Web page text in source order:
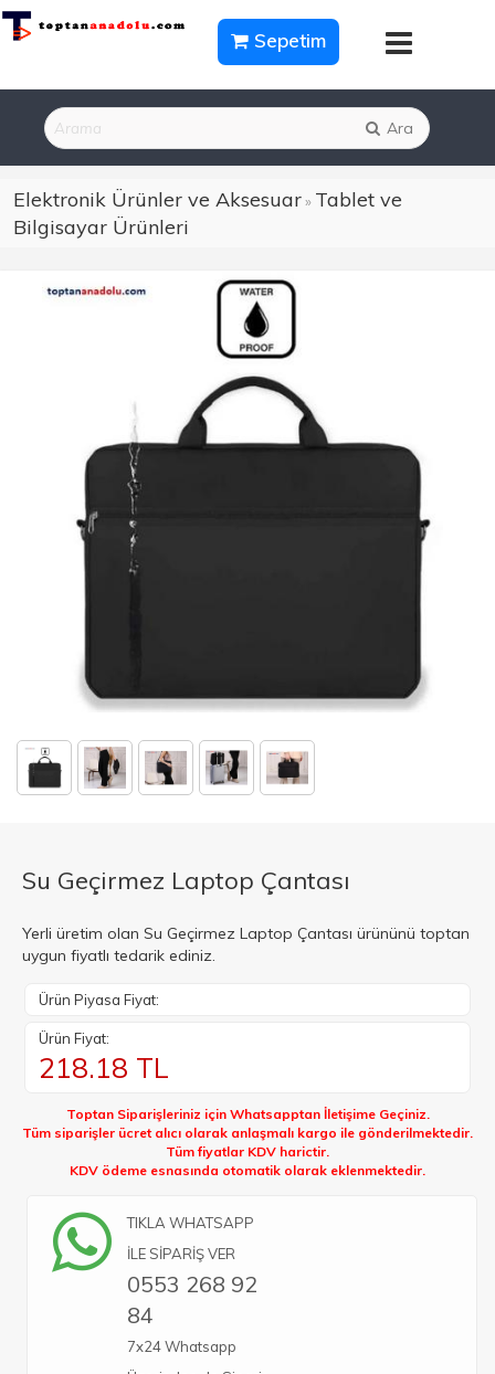
Sepetim
Ara
Elektronik Ürünler ve Aksesuar» Tablet ve
Bilgisayar Ürünleri
Su Geçirmez Laptop Çantası
Yerli üretim olan Su Geçirmez Laptop Çantası ürününü toptan
uygun fiyatlı tedarik ediniz.
Ürün Piyasa Fiyat:
Ürün Fiyat:
218.18 TL
Toptan Siparişleriniz için Whatsapptan İletişime Geçiniz.
Tüm siparişler ücret alıcı olarak anlaşmalı kargo ile gönderilmektedir.
Tüm fiyatlar KDV harictir.
KDV ödeme esnasında otomatik olarak eklenmektedir.
TIKLA WHATSAPP
İLE SİPARİŞ VER
0553 268 92
84
7x24 Whatsapp